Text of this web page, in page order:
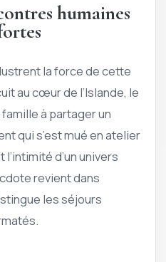
humaines
la force de cette
au cœur de l’Islande, le
à partager un
qui s’est mué en atelier
d’un univers
revient dans
les séjours